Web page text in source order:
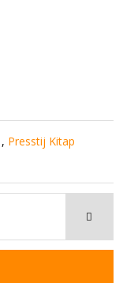
, Presstij Kitap